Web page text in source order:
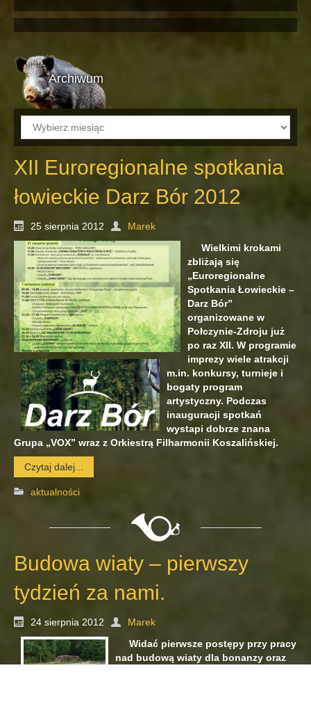
Archiwum
Archiwum
XII Euroregionalne spotkania
łowieckie Darz Bór 2012
25 sierpnia 2012
Marek
Wielkimi krokami
zbliżają się
„Euroregionalne
Spotkania Łowieckie –
Darz Bór”
organizowane w
Połczynie-Zdroju już
po raz XII. W programie
imprezy wiele atrakcji
m.in. konkursy, turnieje i
bogaty program
artystyczny. Podczas
inauguracji spotkań
wystapi dobrze znana
Grupa „VOX” wraz z Orkiestrą Filharmonii Koszalińskiej.
Czytaj dalej...
aktualności
Budowa wiaty – pierwszy
tydzień za nami.
24 sierpnia 2012
Marek
Widać pierwsze postępy przy pracy
nad budową wiaty dla bonanzy oraz